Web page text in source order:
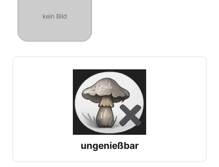
kein Bild
ungenießbar